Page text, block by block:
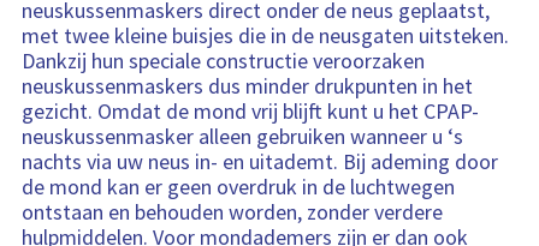
k
e
l
a
g
e
n
b
e
v
a
neuskussenmaskers direct onder de neus geplaatst,
met twee kleine buisjes die in de neusgaten uitsteken.
Dankzij hun speciale constructie veroorzaken
neuskussenmaskers dus minder drukpunten in het
gezicht. Omdat de mond vrij blijft kunt u het CPAP-
neuskussenmasker alleen gebruiken wanneer u ‘s
nachts via uw neus in- en uitademt. Bij ademing door
de mond kan er geen overdruk in de luchtwegen
ontstaan en behouden worden, zonder verdere
hulpmiddelen. Voor mondademers zijn er dan ook